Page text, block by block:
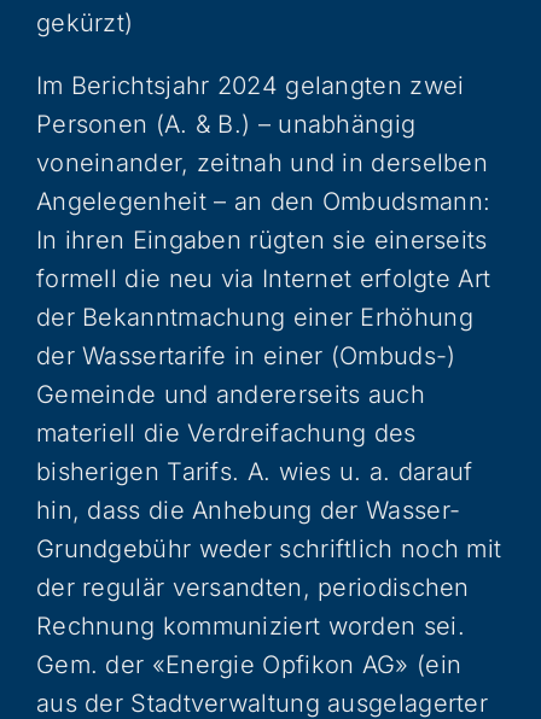
gekürzt)
Im Berichtsjahr 2024 gelangten zwei
Personen (A. & B.) – unabhängig
voneinander, zeitnah und in derselben
Angelegenheit – an den Ombudsmann:
In ihren Eingaben rügten sie einerseits
formell die neu via Internet erfolgte Art
der Bekanntmachung einer Erhöhung
der Wassertarife in einer (Ombuds-)
Gemeinde und andererseits auch
materiell die Verdreifachung des
bisherigen Tarifs. A. wies u. a. darauf
hin, dass die Anhebung der Wasser-
Grundgebühr weder schriftlich noch mit
der regulär versandten, periodischen
Rechnung kommuniziert worden sei.
Gem. der «Energie Opfikon AG» (ein
aus der Stadtverwaltung ausgelagerter